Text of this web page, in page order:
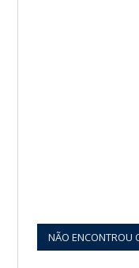
NÃO ENCONTROU